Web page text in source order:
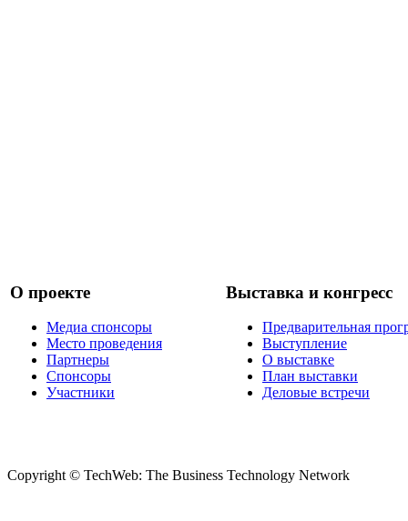
О проекте
Медиа спонсоры
Место проведения
Партнеры
Спонсоры
Участники
Выставка и конгресс
Предварительная
Выступление
О выставке
План выставки
Деловые встречи
Copyright © TechWeb: The Business Technology Network